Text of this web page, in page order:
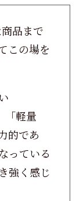
品まで
この場を
「軽量
的であ
っている
強く感じ